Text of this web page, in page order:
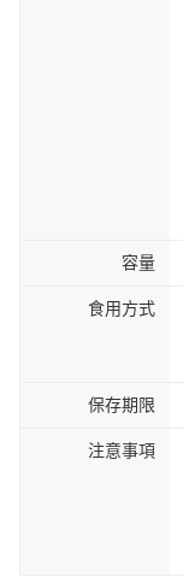
容量
食用方式
保存期限
注意事項